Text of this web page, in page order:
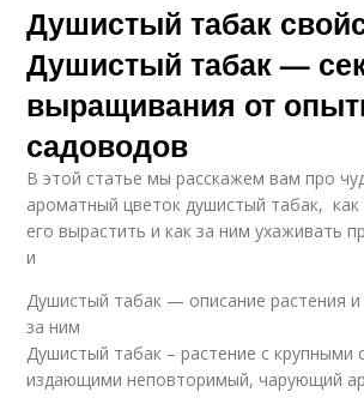
Душистый табак
Душистый табак —
выращивания от
садоводов
В этой статье мы расскажем вам про
ароматный цветок душистый табак, как
его вырастить и как за ним ухаживать
и
Душистый табак — описание растения и
за ним
Душистый табак – растение с крупными
издающими неповторимый, чарующий